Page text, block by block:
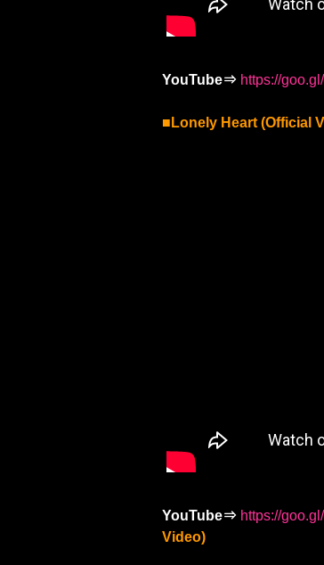
YouTube⇒ https://
■Lonely Heart (Official
YouTube⇒ https://
Video)